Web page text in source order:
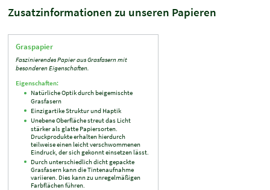
Zusatzinformationen zu unseren Papieren
Graspapier
Faszinierendes Papier aus Grasfasern mit
besonderen Eigenschaften.
Eigenschaften:
Natürliche Optik durch beigemischte
Grasfasern
Einzigartike Struktur und Haptik
Unebene Oberfläche streut das Licht
stärker als glatte Papiersorten.
Druckprodukte erhalten hierdurch
teilweise einen leicht verschwommenen
Eindruck, der sich gekonnt einsetzen lässt.
Durch unterschiedlich dicht gepackte
Grasfasern kann die Tintenaufnahme
variieren. Dies kann zu unregelmäßigen
Farbflächen führen.